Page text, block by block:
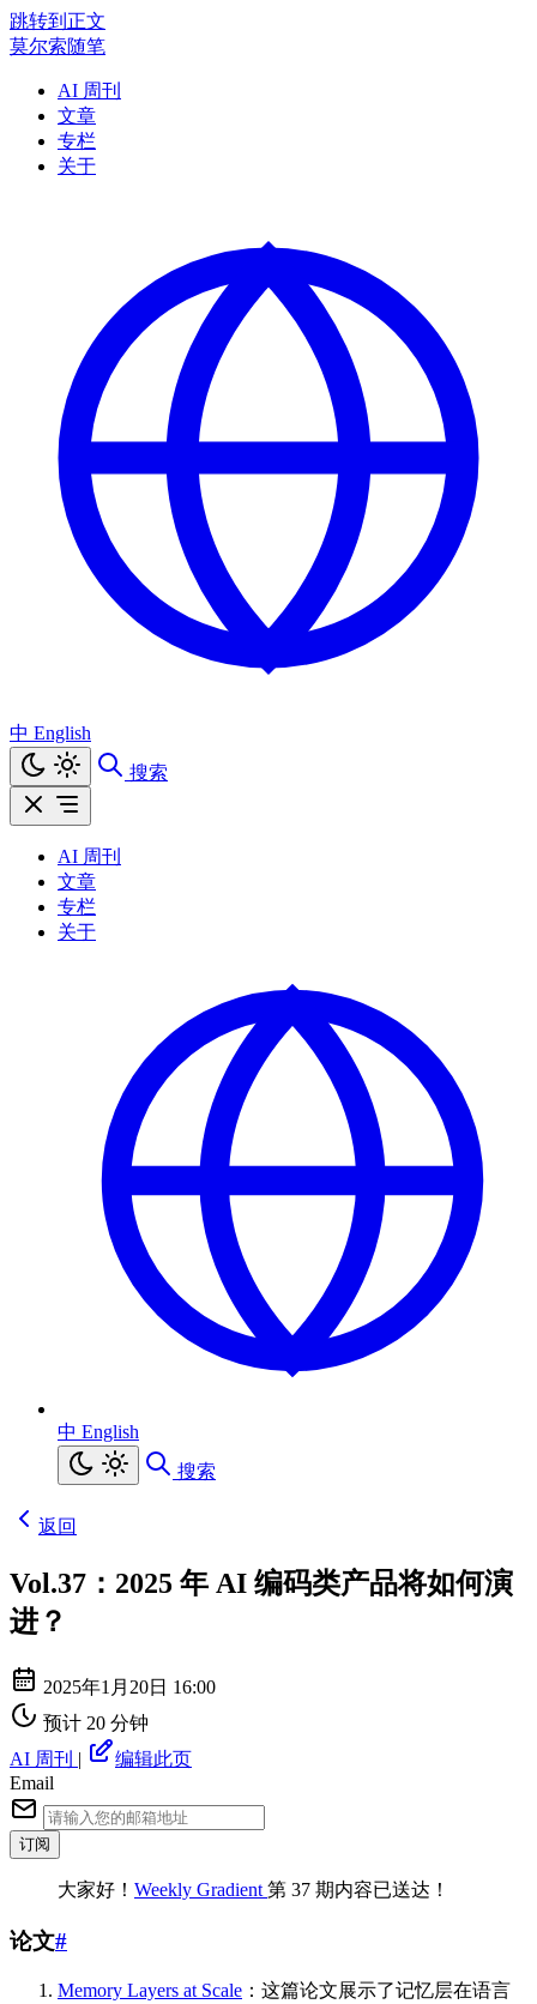
跳转到正文
莫尔索随笔
AI 周刊
文章
专栏
关于
中 English
搜索
AI 周刊
文章
专栏
关于
中 English
搜索
返回
Vol.37：2025 年 AI 编码类产品将如何演
进？
2025年1月20日 16:00
预计 20 分钟
AI 周刊 |
编辑此页
Email
订阅
大家好！ Weekly Gradient 第 37 期内容已送达！
论文#
Memory Layers at Scale ：这篇论文展示了记忆层在语言